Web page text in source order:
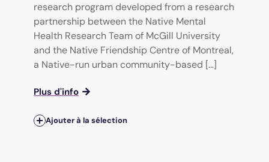
research program developed from a research
partnership between the Native Mental
Health Research Team of McGill University
and the Native Friendship Centre of Montreal,
a Native-run urban community-based [...]
Plus d'info
Ajouter à la sélection